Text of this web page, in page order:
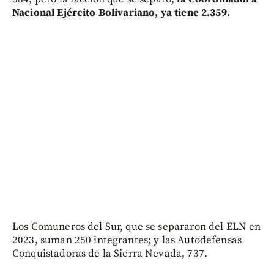
Nacional Ejército Bolivariano, ya tiene 2.359.
Los Comuneros del Sur, que se separaron del ELN en
2023, suman 250 integrantes; y las Autodefensas
Conquistadoras de la Sierra Nevada, 737.